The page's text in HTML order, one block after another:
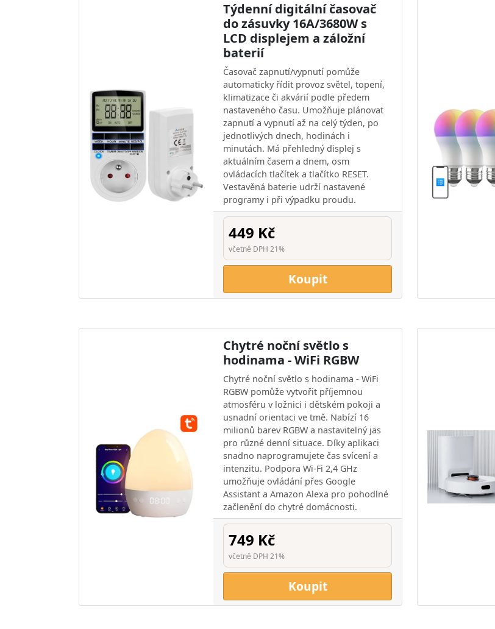
Týdenní digitální časovač
do zásuvky 16A/3680W s
LCD displejem a záložní
baterií
Časovač zapnutí/vypnutí pomůže
automaticky řídit provoz světel, topení,
klimatizace či akvárií podle předem
nastaveného času. Umožňuje plánovat
zapnutí a vypnutí až na celý týden, po
jednotlivých dnech, hodinách i
minutách. Má přehledný displej s
aktuálním časem a dnem, osm
ovládacích tlačítek a tlačítko RESET.
Vestavěná baterie udrží nastavené
programy i při výpadku proudu.
449 Kč
včetně DPH 21%
Koupit
Chytré noční světlo s
hodinama - WiFi RGBW
Chytré noční světlo s hodinama - WiFi
RGBW pomůže vytvořit příjemnou
atmosféru v ložnici i dětském pokoji a
usnadní orientaci ve tmě. Nabízí 16
milionů barev RGBW a nastavitelný jas
pro různé denní situace. Díky aplikaci
snadno naprogramujete čas svícení a
intenzitu. Podpora Wi-Fi 2,4 GHz
umožňuje ovládání přes Google
Assistant a Amazon Alexa pro pohodlné
začlenění do chytré domácnosti.
749 Kč
včetně DPH 21%
Koupit